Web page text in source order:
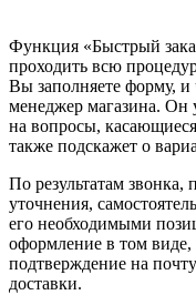
Функция «Быстрый
проходить всю
Вы заполняете форму, и
менеджер магазина. Он
на вопросы, касающиеся
также подскажет о
По результатам звонка,
уточнения,
его необходимыми
оформление в том виде,
подтверждение на
доставки.